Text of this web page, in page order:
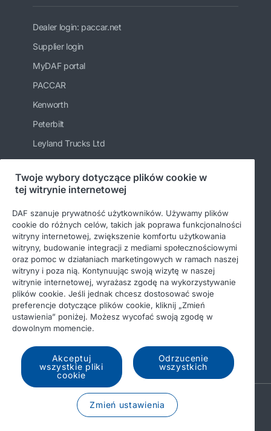
Dealer login: paccar.net
Supplier login
MyDAF portal
PACCAR
Kenworth
Peterbilt
Leyland Trucks Ltd
Bądź na bieżąco
© 2026 DAF
Nota prawna
Ochrona danych osobowych
DAF i pliki cookie
Income Tax Report
A PACCAR COMPANY
DRIVEN BY QUALITY
Twoje wybory dotyczące plików cookie w
tej witrynie internetowej
DAF szanuje prywatność użytkowników. Używamy plików
cookie do różnych celów, takich jak poprawa funkcjonalności
witryny internetowej, zwiększenie komfortu użytkowania
witryny, budowanie integracji z mediami społecznościowymi
oraz pomoc w działaniach marketingowych w ramach naszej
witryny i poza nią. Kontynuując swoją wizytę w naszej
witrynie internetowej, wyrażasz zgodę na wykorzystywanie
plików cookie. Jeśli jednak chcesz dostosować swoje
preferencje dotyczące plików cookie, kliknij „Zmień
ustawienia” poniżej. Możesz wycofać swoją zgodę w
dowolnym momencie.
Akceptuj
wszystkie pliki
cookie
Odrzucenie
wszystkich
Zmień ustawienia